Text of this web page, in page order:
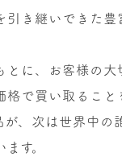
引き継いできた豊
とに、お客様の大
格で買い取ること
が、次は世界中の
す。